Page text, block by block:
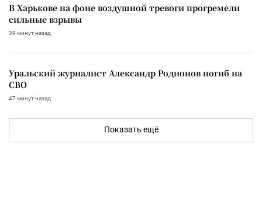
В Харькове на фоне воздушной тревоги прогремели
сильные взрывы
39 минут назад
Уральский журналист Александр Родионов погиб на
СВО
47 минут назад
Показать ещё